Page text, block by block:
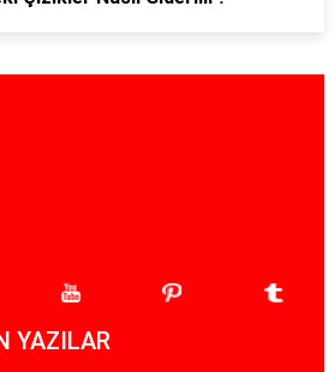
YAZILAR